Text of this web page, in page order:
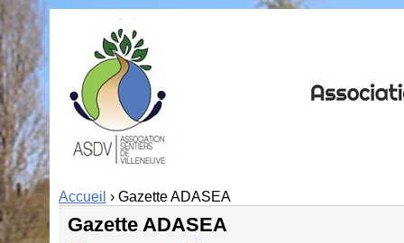
Accueil › Gazette ADASEA
Gazette ADASEA